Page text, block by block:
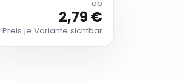
ab
2,79 €
Preis je Variante sichtbar